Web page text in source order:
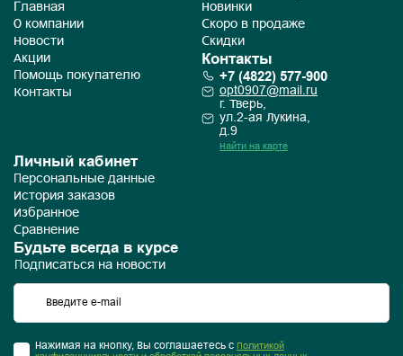
Главная
О компании
Новости
Акции
Помощь покупателю
Контакты
Новинки
Скоро в продаже
Скидки
Контакты
+7 (4822) 577-900
opt0907@mail.ru
г. Тверь,
ул.2-ая Лукина,
д.9
Найти на карте
Личный кабинет
Персональные данные
История заказов
Избранное
Сравнение
Будьте всегда в курсе
Подписаться на новости
Нажимая на кнопку, Вы соглашаетесь с Политикой